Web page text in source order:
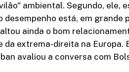
ambiental. Segundo, ele,
desempenho está, em
ainda o bom
da extrema-direita na Europa.
avaliou a conversa com